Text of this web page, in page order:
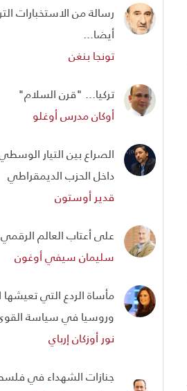
أيضا...
تونجا بنغن
تركيا... "قرن السلام"
أوكان مدرس أوغلو
الصراع بين التيار
داخل الحزب الديمقراطي
قدير أوستون
على أعتاب العالم الرقمي
سليمان سيفي أوغون
مأساة الردع التي تعيشها
وروسيا في سياسة
نور أوزكان إرباي
جنازات الشهداء في